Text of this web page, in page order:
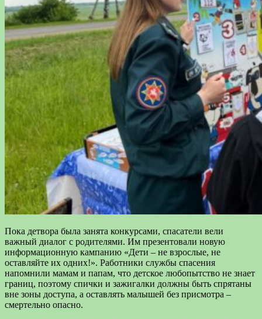
Пока детвора была занята конкурсами, спасатели вели
важный диалог с родителями. Им презентовали новую
информационную кампанию «Дети – не взрослые, не
оставляйте их одних!». Работники службы спасения
напомнили мамам и папам, что детское любопытство не знает
границ, поэтому спички и зажигалки должны быть спрятаны
вне зоны доступа, а оставлять малышей без присмотра –
смертельно опасно.